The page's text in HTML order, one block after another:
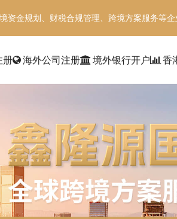
金规划、财税合规管理、跨境方案服务等企
册 海外公司注册 境外银行开户 香